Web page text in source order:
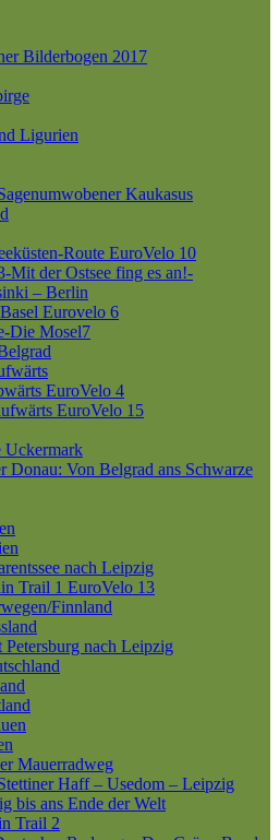
Bilderbogen 2017
Ligurien
Kaukasus
Route EuroVelo 10
Mit der Ostsee fing es an!-
– Berlin
Eurovelo 6
Die Mosel7
EuroVelo 4
EuroVelo 15
Uckermark
Donau: Von Belgrad ans Schwarze
nach Leipzig
Trail 1 EuroVelo 13
Finnland
Petersburg nach Leipzig
Mauerradweg
Haff – Usedom – Leipzig
bis ans Ende der Welt
Trail 2